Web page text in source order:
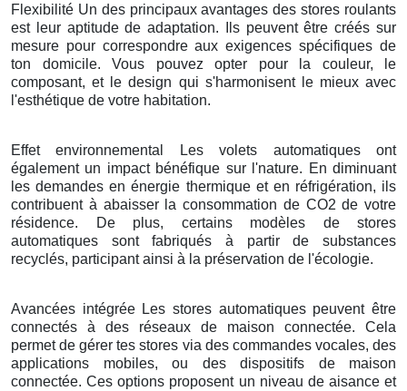
Flexibilité Un des principaux avantages des stores roulants
est leur aptitude de adaptation. Ils peuvent être créés sur
mesure pour correspondre aux exigences spécifiques de
ton domicile. Vous pouvez opter pour la couleur, le
composant, et le design qui s'harmonisent le mieux avec
l'esthétique de votre habitation.
Effet environnemental Les volets automatiques ont
également un impact bénéfique sur l'nature. En diminuant
les demandes en énergie thermique et en réfrigération, ils
contribuent à abaisser la consommation de CO2 de votre
résidence. De plus, certains modèles de stores
automatiques sont fabriqués à partir de substances
recyclés, participant ainsi à la préservation de l'écologie.
Avancées intégrée Les stores automatiques peuvent être
connectés à des réseaux de maison connectée. Cela
permet de gérer tes stores via des commandes vocales, des
applications mobiles, ou des dispositifs de maison
connectée. Ces options proposent un niveau de aisance et